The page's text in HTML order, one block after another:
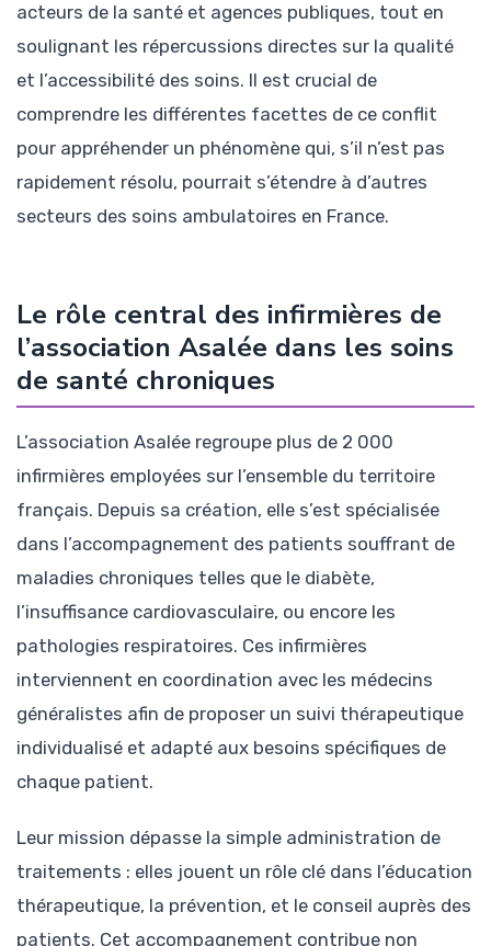
acteurs de la santé et agences publiques, tout en
soulignant les répercussions directes sur la qualité
et l’accessibilité des soins. Il est crucial de
comprendre les différentes facettes de ce conflit
pour appréhender un phénomène qui, s’il n’est pas
rapidement résolu, pourrait s’étendre à d’autres
secteurs des soins ambulatoires en France.
Le rôle central des infirmières de
l’association Asalée dans les soins
de santé chroniques
L’association Asalée regroupe plus de 2 000
infirmières employées sur l’ensemble du territoire
français. Depuis sa création, elle s’est spécialisée
dans l’accompagnement des patients souffrant de
maladies chroniques telles que le diabète,
l’insuffisance cardiovasculaire, ou encore les
pathologies respiratoires. Ces infirmières
interviennent en coordination avec les médecins
généralistes afin de proposer un suivi thérapeutique
individualisé et adapté aux besoins spécifiques de
chaque patient.
Leur mission dépasse la simple administration de
traitements : elles jouent un rôle clé dans l’éducation
thérapeutique, la prévention, et le conseil auprès des
patients. Cet accompagnement contribue non